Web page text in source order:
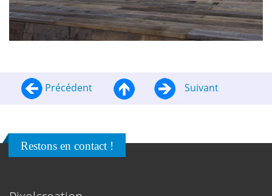
Précédent Suivant
Restons en contact !